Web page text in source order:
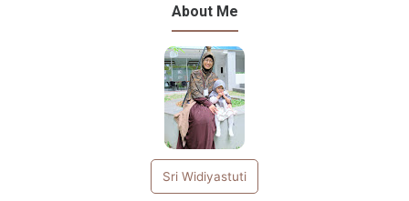
About Me
Sri Widiyastuti